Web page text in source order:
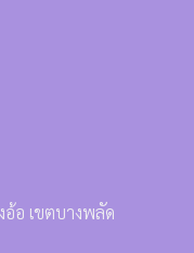
อ เขตบางพลัด